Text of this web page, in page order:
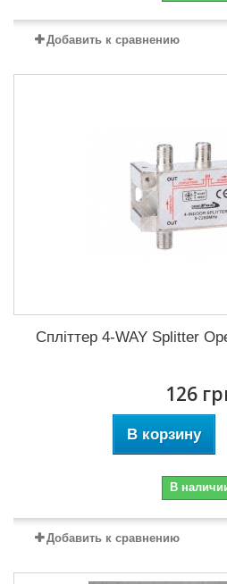
Добавить к сравнению
Спліттер 4-WAY Splitter
126
В корзину
В
Добавить к сравнению